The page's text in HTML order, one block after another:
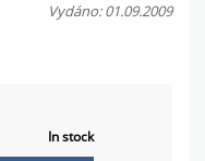
Vydáno: 01.09.2009
In stock